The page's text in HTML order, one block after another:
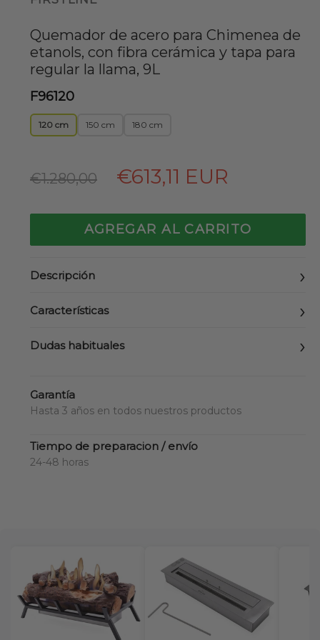
Quemador de acero para Chimenea de
etanols, con fibra cerámica y tapa para
regular la llama, 9L
F96120
120 cm 150 cm 180 cm
Precio
€1.280,00 €613,11 EUR
AGREGAR AL CARRITO
Descripción
Características
Dudas habituales
Garantía
Hasta 3 años en todos nuestros productos
Tiempo de preparacion / envío
24-48 horas